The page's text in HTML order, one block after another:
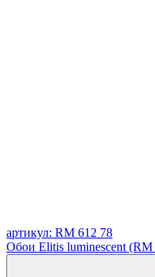
артикул: RM 612 78
Обои Elitis luminescent (RM